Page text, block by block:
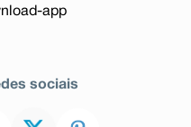
sociais